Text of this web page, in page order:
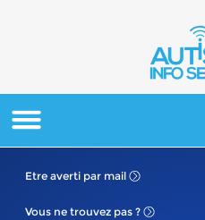
Etre averti par mail
Vous ne trouvez pas ?